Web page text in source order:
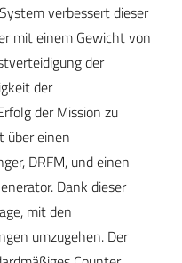
verbessert dieser
mit einem Gewicht von
der
der
der Mission zu
über einen
DRFM, und einen
Dank dieser
mit den
umzugehen. Der